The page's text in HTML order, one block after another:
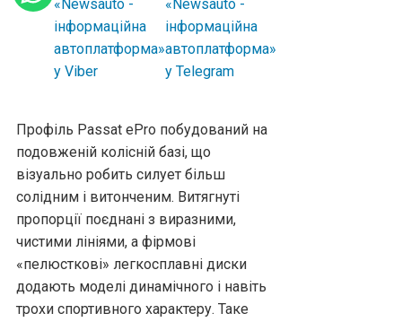
Профіль Passat ePro побудований на
подовженій колісній базі, що
візуально робить силует більш
солідним і витонченим. Витягнуті
пропорції поєднані з виразними,
чистими лініями, а фірмові
«пелюсткові» легкосплавні диски
додають моделі динамічного і навіть
трохи спортивного характеру. Таке